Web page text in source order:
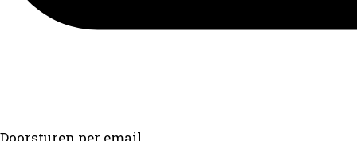
Doorsturen per email